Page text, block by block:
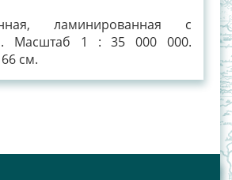
ламинированная с
Масштаб 1 : 35 000 000.
см.